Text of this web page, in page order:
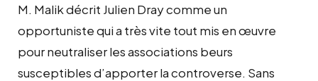
M. Malik décrit Julien Dray comme un
opportuniste qui a très vite tout mis en œuvre
pour neutraliser les associations beurs
susceptibles d’apporter la controverse. Sans